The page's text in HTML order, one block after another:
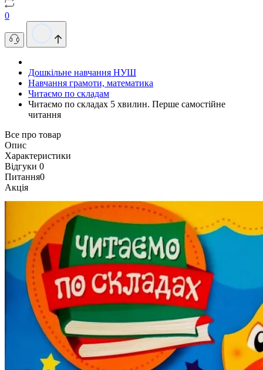
0
Дошкільне навчання НУШ
Навчання грамоти, математика
Читаємо по складам
Читаємо по складах 5 хвилин. Перше самостійне
читання
Все про товар
Опис
Характеристики
Відгуки 0
Питання0
Акція